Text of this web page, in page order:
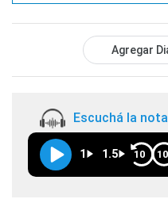
Agregar
Escuchá la
1 1.5 10 10